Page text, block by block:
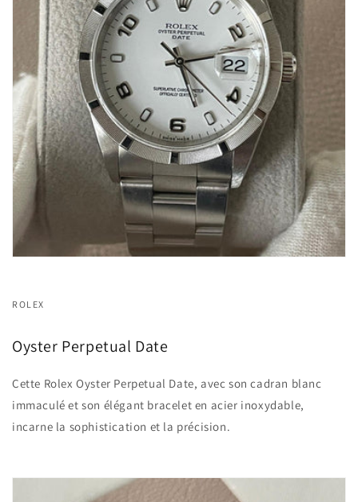
ROLEX
Oyster Perpetual Date
Cette Rolex Oyster Perpetual Date, avec son cadran blanc
immaculé et son élégant bracelet en acier inoxydable,
incarne la sophistication et la précision.